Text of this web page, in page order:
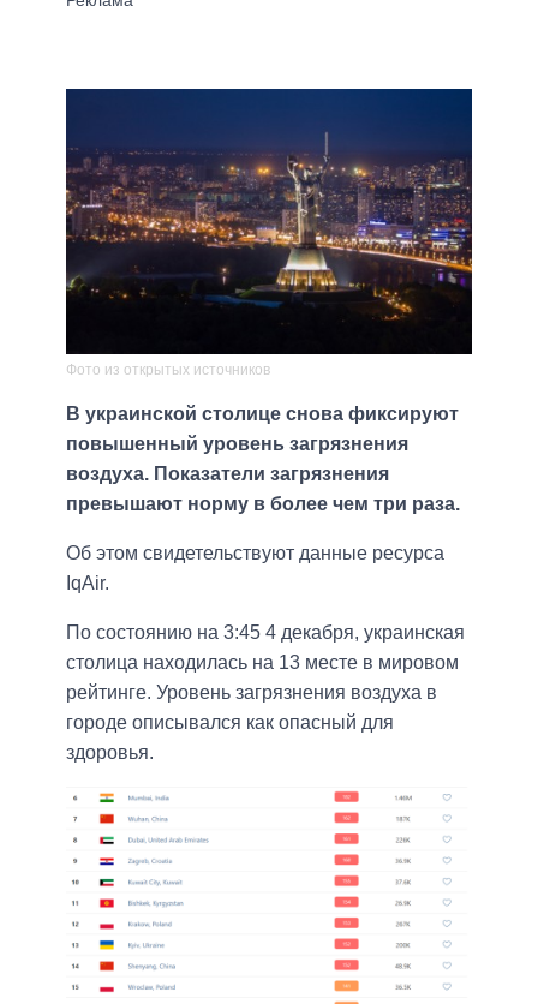
Фото из открытых источников
В украинской столице снова фиксируют
повышенный уровень загрязнения
воздуха. Показатели загрязнения
превышают норму в более чем три раза.
Об этом свидетельствуют данные ресурса
IqAir.
По состоянию на 3:45 4 декабря, украинская
столица находилась на 13 месте в мировом
рейтинге. Уровень загрязнения воздуха в
городе описывался как опасный для
здоровья.